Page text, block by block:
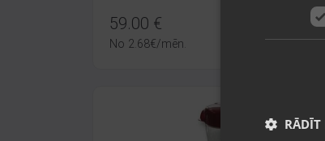
59.00 €
No 2.68€/mēn.
RĀDĪT